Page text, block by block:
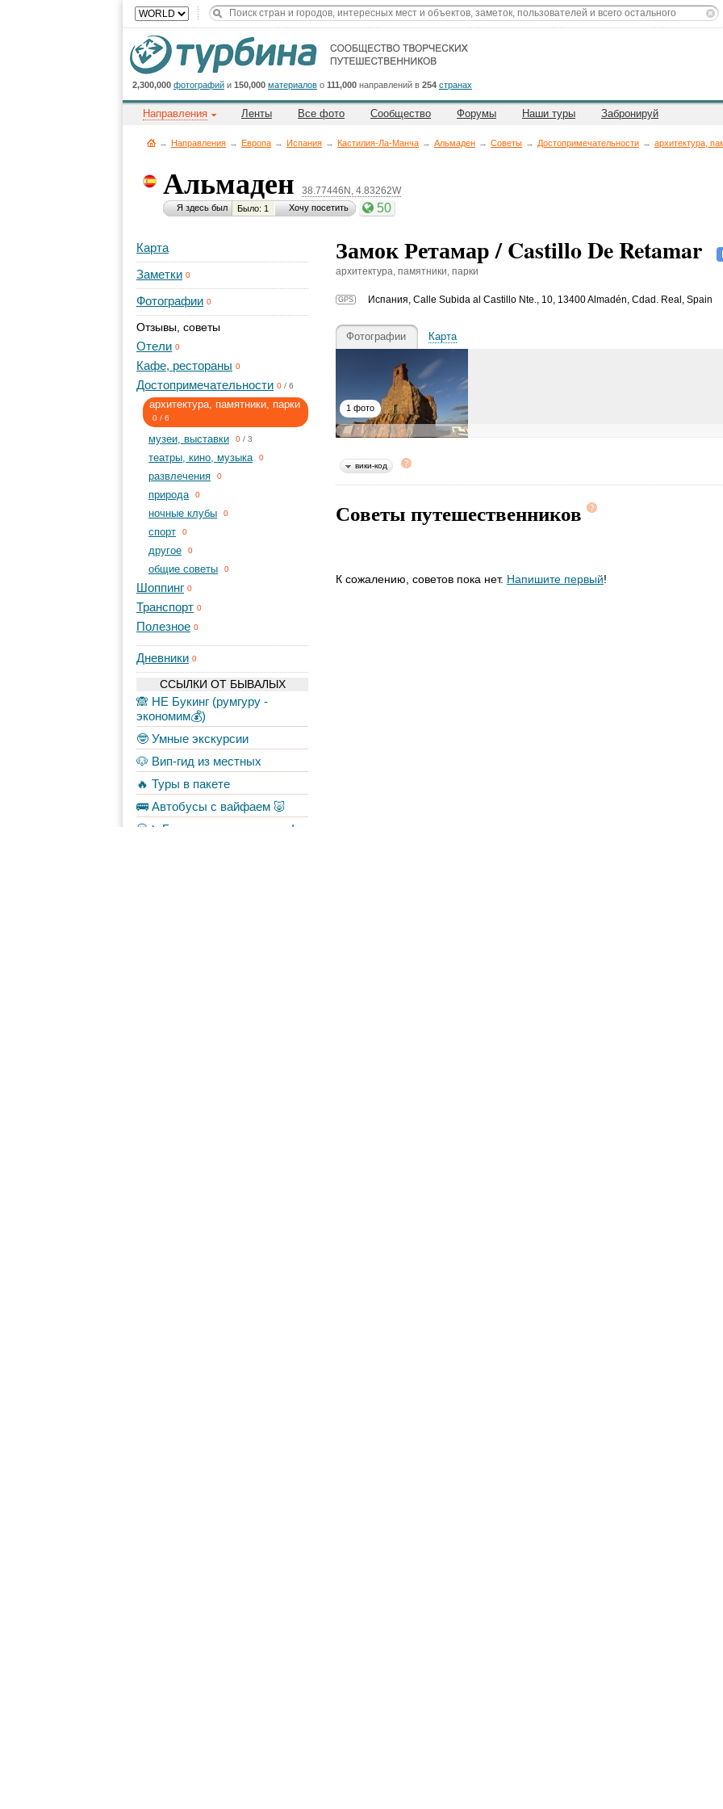
2,300,000 фотографий и 150,000 материалов о 111,000 направлений в 254 странах
Направления Ленты Все фото Сообщество Форумы Наши туры Забронируй
→ Направления → Европа → Испания → Кастилия-Ла-Манча → Альмаден → Советы → Достопримечательности → архитектура,
Альмаден 38.77446N, 4.83262W
Я здесь был Было: 1 Хочу посетить 50
Карта
Заметки 0
Фотографии 0
Отзывы, советы
Отели 0
Кафе, рестораны 0
Достопримечательности 0 / 6
архитектура, памятники, парки
0 / 6
музеи, выставки 0 / 3
театры, кино, музыка 0
развлечения 0
природа 0
ночные клубы 0
спорт 0
другое 0
общие советы 0
Шоппинг 0
Транспорт 0
Полезное 0
Дневники 0
ССЫЛКИ ОТ БЫВАЛЫХ
🙈 НЕ Букинг (румгуру -
экономим💰)
🤓 Умные экскурсии
🐶 Вип-гид из местных
🔥 Туры в пакете
🚌 Автобусы с вайфаем 🐷
💀✈️ Бессметрное авиасало!
Замок Ретамар / Castillo De Retamar
архитектура, памятники, парки
GPS Испания, Calle Subida al Castillo Nte., 10, 13400 Almadén, Cdad. Real, Spain
Фотографии Карта
1 фото
вики-код
Советы путешественников
К сожалению, советов пока нет. Напишите первый!